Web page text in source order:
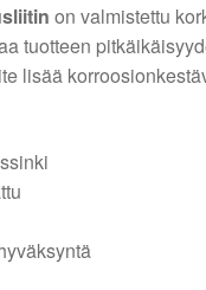
on valmistettu
tuotteen
lisää